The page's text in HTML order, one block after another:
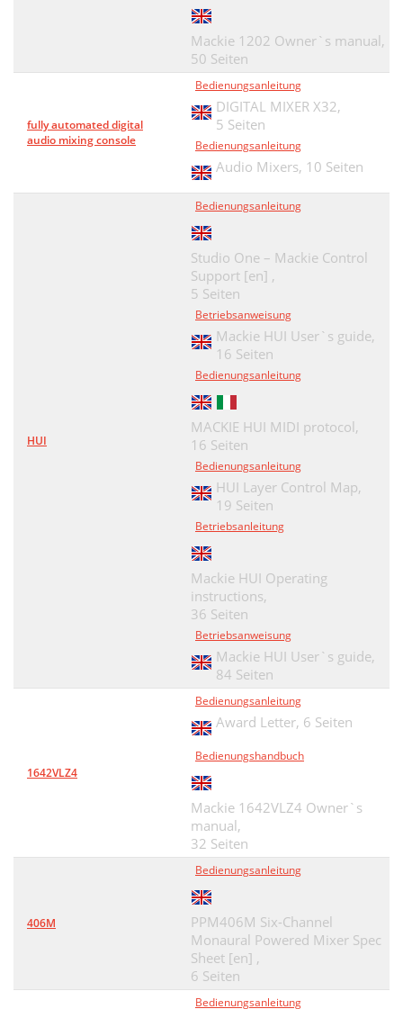
Mackie 1202 Owner`s manual,
50 Seiten
fully automated digital
audio mixing console
Bedienungsanleitung
DIGITAL MIXER X32,
5 Seiten
Bedienungsanleitung
Audio Mixers, 10 Seiten
HUI
Bedienungsanleitung
Studio One – Mackie Control
Support [en] ,
5 Seiten
Betriebsanweisung
Mackie HUI User`s guide,
16 Seiten
Bedienungsanleitung
MACKIE HUI MIDI protocol,
16 Seiten
Bedienungsanleitung
HUI Layer Control Map,
19 Seiten
Betriebsanleitung
Mackie HUI Operating
instructions,
36 Seiten
Betriebsanweisung
Mackie HUI User`s guide,
84 Seiten
1642VLZ4
Bedienungsanleitung
Award Letter, 6 Seiten
Bedienungshandbuch
Mackie 1642VLZ4 Owner`s
manual,
32 Seiten
406M
Bedienungsanleitung
PPM406M Six-Channel
Monaural Powered Mixer Spec
Sheet [en] ,
6 Seiten
Bedienungsanleitung